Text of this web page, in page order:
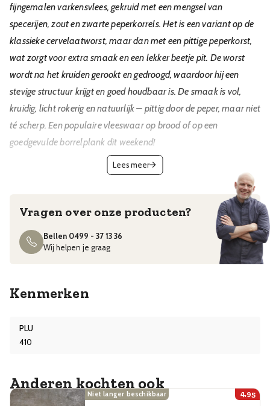
fijngemalen varkensvlees, gekruid met een mengsel van
specerijen, zout en zwarte peperkorrels. Het is een variant op de
klassieke cervelaatworst, maar dan met een pittige peperkorst,
wat zorgt voor extra smaak en een lekker beetje pit. De worst
wordt na het kruiden gerookt en gedroogd, waardoor hij een
stevige structuur krijgt en goed houdbaar is. De smaak is vol,
kruidig, licht rokerig en natuurlijk – pittig door de peper, maar niet
té scherp. Een populaire vleeswaar op brood of op een
goedgevulde borrelplank dit weekend!
Na openen beperkt houdbaar. Kijk, ruik en proef.
Lees meer
Vragen over onze producten?
Bellen 0499 - 37 13 36
Wij helpen je graag
Kenmerken
PLU
410
Anderen kochten ook
Niet langer beschikbaar 4,95